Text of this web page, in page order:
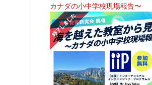
カナダの小中学校現場報告〜